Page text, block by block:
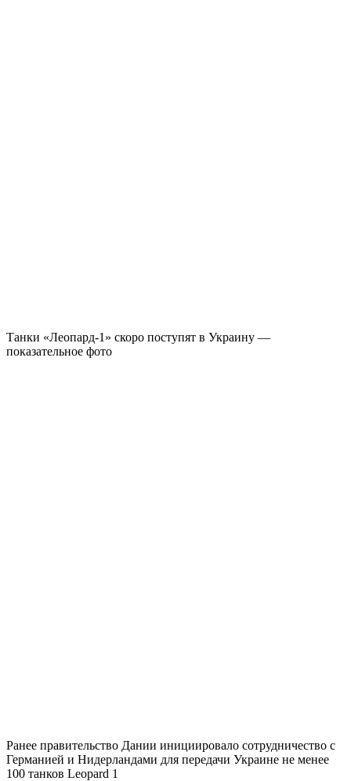
Танки «Леопард-1» скоро поступят в Украину —
показательное фото
Ранее правительство Дании инициировало сотрудничество с
Германией и Нидерландами для передачи Украине не менее
100 танков Leopard 1